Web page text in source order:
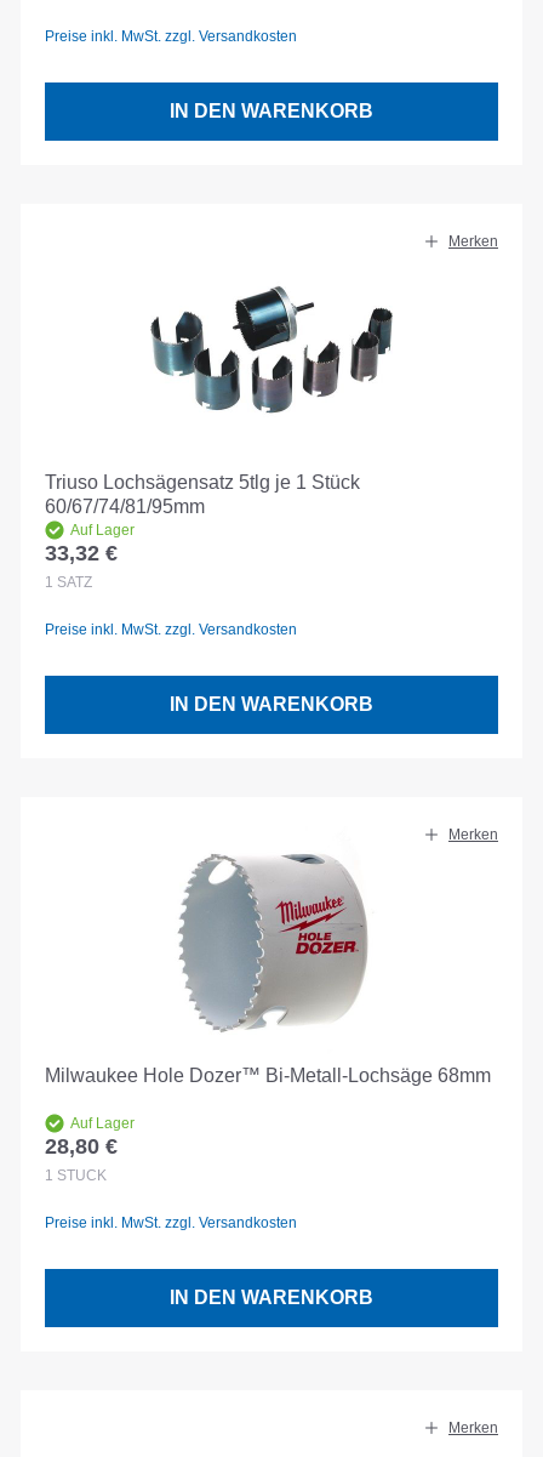
Preise inkl. MwSt. zzgl. Versandkosten
IN DEN WARENKORB
Merken
Triuso Lochsägensatz 5tlg je 1 Stück
60/67/74/81/95mm
Auf Lager
Regulärer Preis:
33,32 €
1 SATZ
Preise inkl. MwSt. zzgl. Versandkosten
IN DEN WARENKORB
Merken
Milwaukee Hole Dozer™ Bi-Metall-Lochsäge 68mm
Auf Lager
Regulärer Preis:
28,80 €
1 STÜCK
Preise inkl. MwSt. zzgl. Versandkosten
IN DEN WARENKORB
Merken